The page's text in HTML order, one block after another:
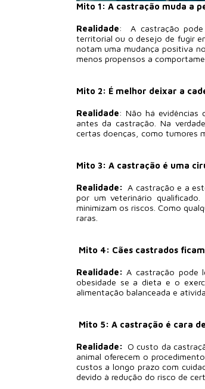
Mito 1: A castração muda a
Realidade: A castração pode
territorial ou o desejo de fugir
notam uma mudança positiva
menos propensos a
Mito 2: É melhor deixar a
Realidade: Não há evidências
antes da castração. Na
certas doenças, como tumores
Mito 3: A castração é uma
Realidade: A castração e a
por um veterinário
minimizam os riscos. Como
raras.
Mito 4: Cães castrados
Realidade: A castração pode
obesidade se a dieta e o
alimentação balanceada e
Mito 5: A castração é cara
Realidade: O custo da
animal oferecem o
custos a longo prazo com
devido à redução do risco de